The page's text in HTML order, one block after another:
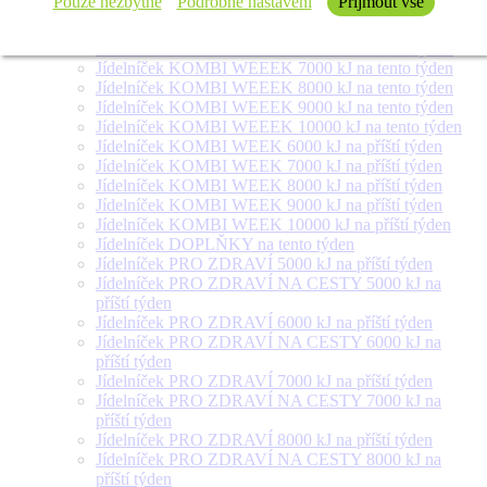
týden
Jídelníček KOMBI WEEEK 7000 kJ na tento týden
Jídelníček KOMBI WEEEK 8000 kJ na tento týden
Jídelníček KOMBI WEEEK 9000 kJ na tento týden
Jídelníček KOMBI WEEEK 10000 kJ na tento týden
Jídelníček KOMBI WEEK 6000 kJ na příští týden
Jídelníček KOMBI WEEK 7000 kJ na příští týden
Jídelníček KOMBI WEEK 8000 kJ na příští týden
Jídelníček KOMBI WEEK 9000 kJ na příští týden
Jídelníček KOMBI WEEK 10000 kJ na příští týden
Jídelníček DOPLŇKY na tento týden
Jídelníček PRO ZDRAVÍ 5000 kJ na příští týden
Jídelníček PRO ZDRAVÍ NA CESTY 5000 kJ na
příští týden
Jídelníček PRO ZDRAVÍ 6000 kJ na příští týden
Jídelníček PRO ZDRAVÍ NA CESTY 6000 kJ na
příští týden
Jídelníček PRO ZDRAVÍ 7000 kJ na příští týden
Jídelníček PRO ZDRAVÍ NA CESTY 7000 kJ na
příští týden
Jídelníček PRO ZDRAVÍ 8000 kJ na příští týden
Jídelníček PRO ZDRAVÍ NA CESTY 8000 kJ na
příští týden